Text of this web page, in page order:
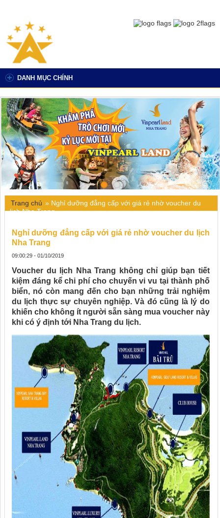
DANH MỤC CHÍNH
Trang chủ » Nghỉ dưỡng đẳng cấp với giá rẻ nhờ voucher du
lịch Nha Trang
Nghỉ dưỡng đẳng cấp với giá rẻ nhờ voucher du lịch
Nha Trang
09:00:29 - 01/10/2019
Voucher du lịch Nha Trang không chỉ giúp bạn tiết
kiệm đáng kể chi phí cho chuyến vi vu tại thành phố
biển, nó còn mang đến cho bạn những trải nghiệm
du lịch thực sự chuyên nghiệp. Và đó cũng là lý do
khiến cho không ít người sẵn sàng mua voucher này
khi có ý định tới Nha Trang du lịch.